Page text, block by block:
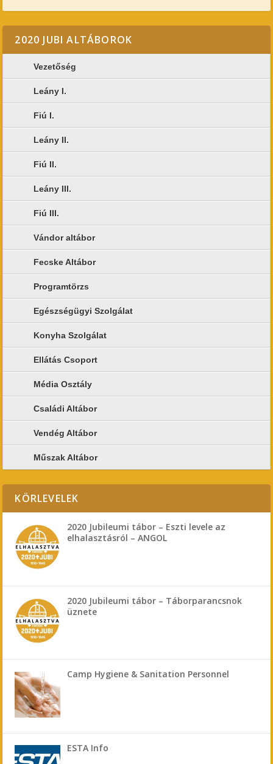
2020 JUBI ALTÁBOROK
Vezetőség
Leány I.
Fiú I.
Leány II.
Fiú II.
Leány III.
Fiú III.
Vándor altábor
Fecske Altábor
Programtörzs
Egészségügyi Szolgálat
Konyha Szolgálat
Ellátás Csoport
Média Osztály
Családi Altábor
Vendég Altábor
Műszak Altábor
KÖRLEVELEK
2020 Jubileumi tábor – Eszti levele az
elhalasztásról – ANGOL
2020 Jubileumi tábor – Táborparancsnok
üznete
Camp Hygiene & Sanitation Personnel
ESTA Info